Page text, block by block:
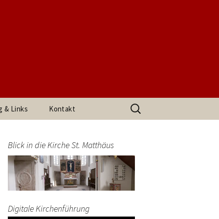
Matthäus
& Links Kontakt
Suchen
nach:
Blick in die Kirche St. Matthäus
Digitale Kirchenführung